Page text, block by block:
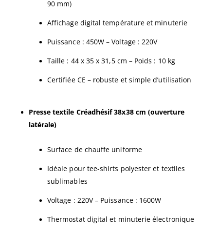
90 mm)
Affichage digital température et minuterie
Puissance : 450W – Voltage : 220V
Taille : 44 x 35 x 31,5 cm – Poids : 10 kg
Certifiée CE – robuste et simple d’utilisation
Presse textile Créadhésif 38x38 cm (ouverture
latérale)
Surface de chauffe uniforme
Idéale pour tee-shirts polyester et textiles
sublimables
Voltage : 220V – Puissance : 1600W
Thermostat digital et minuterie électronique